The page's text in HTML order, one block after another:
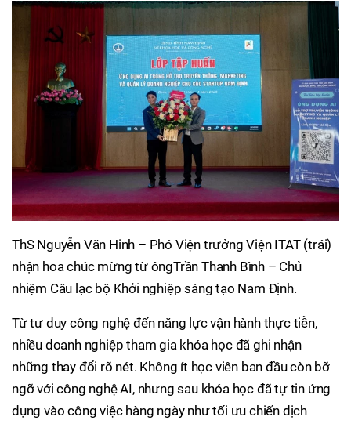
ThS Nguyễn Văn Hinh – Phó Viện trưởng Viện ITAT (trái)
nhận hoa chúc mừng từ ôngTrần Thanh Bình – Chủ
nhiệm Câu lạc bộ Khởi nghiệp sáng tạo Nam Định.
Từ tư duy công nghệ đến năng lực vận hành thực tiễn,
nhiều doanh nghiệp tham gia khóa học đã ghi nhận
những thay đổi rõ nét. Không ít học viên ban đầu còn bỡ
ngỡ với công nghệ AI, nhưng sau khóa học đã tự tin ứng
dụng vào công việc hàng ngày như tối ưu chiến dịch